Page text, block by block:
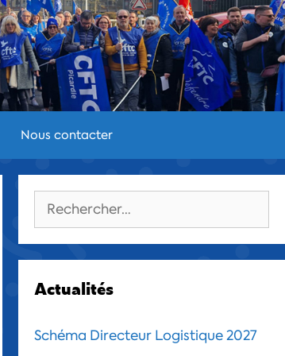
Nous contacter
Rechercher :
Actualités
Schéma Directeur Logistique 2027